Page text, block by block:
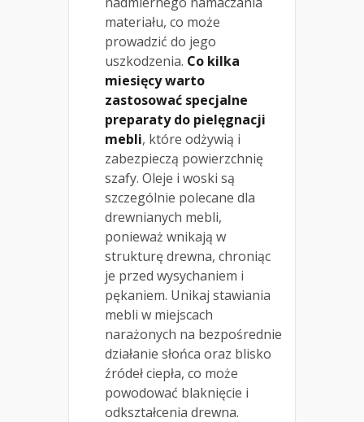
materiału, co może
prowadzić do jego
uszkodzenia. Co kilka
miesięcy warto
zastosować specjalne
preparaty do pielęgnacji
mebli, które odżywią i
zabezpieczą powierzchnię
szafy. Oleje i woski są
szczególnie polecane dla
drewnianych mebli,
ponieważ wnikają w
strukturę drewna, chroniąc
je przed wysychaniem i
pękaniem. Unikaj stawiania
mebli w miejscach
narażonych na bezpośrednie
działanie słońca oraz blisko
źródeł ciepła, co może
powodować blaknięcie i
odkształcenia drewna.